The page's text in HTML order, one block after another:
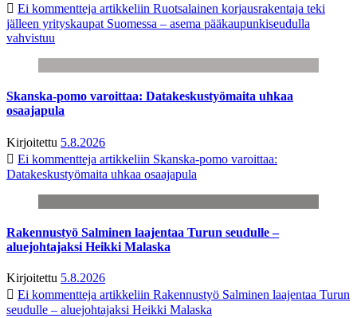
Ei kommentteja artikkeliin Ruotsalainen korjausrakentaja teki
jälleen yrityskaupat Suomessa – asema pääkaupunkiseudulla
vahvistuu
Skanska-pomo varoittaa: Datakeskustyömaita uhkaa
osaajapula
Kirjoitettu 5.8.2026
Ei kommentteja artikkeliin Skanska-pomo varoittaa:
Datakeskustyömaita uhkaa osaajapula
Rakennustyö Salminen laajentaa Turun seudulle –
aluejohtajaksi Heikki Malaska
Kirjoitettu 5.8.2026
Ei kommentteja artikkeliin Rakennustyö Salminen laajentaa Turun
seudulle – aluejohtajaksi Heikki Malaska